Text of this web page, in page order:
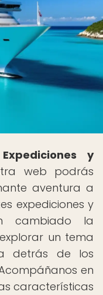
y
web podrás
aventura a
expediciones y
cambiado la
un tema
detrás de los
en
características